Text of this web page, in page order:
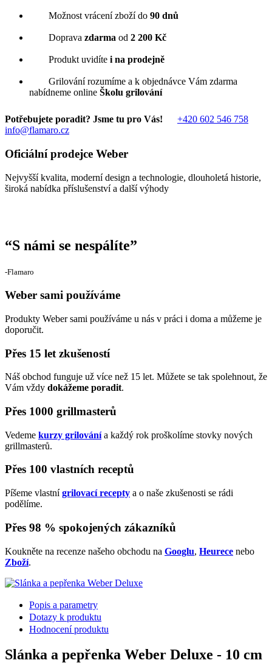
Možnost vrácení zboží do 90 dnů
Doprava zdarma od 2 200 Kč
Produkt uvidíte i na prodejně
Grilování rozumíme a k objednávce Vám zdarma
nabídneme online Školu grilování
Potřebujete poradit? Jsme tu pro Vás!
+420 602 546 758
info@flamaro.cz
Oficiální prodejce Weber
Nejvyšší kvalita, moderní design a technologie, dlouholetá historie,
široká nabídka příslušenství a další výhody
“S námi se nespálíte”
‐Flamaro
Weber sami používáme
Produkty Weber sami používáme u nás v práci i doma a můžeme je
doporučit.
Přes 15 let zkušeností
Náš obchod funguje už více než 15 let. Můžete se tak spolehnout, že
Vám vždy dokážeme poradit.
Přes 1000 grillmasterů
Vedeme kurzy grilovánía každý rok proškolíme stovky nových
grillmasterů.
Přes 100 vlastních receptů
Píšeme vlastnígrilovací recepty a o naše zkušenosti se rádi
podělíme.
Přes 98 % spokojených zákazníků
Koukněte na recenze našeho obchodu na Googlu, Heurece nebo
Zboží.
Popis a parametry
Dotazy k produktu
Hodnocení produktu
Slánka a pepřenka Weber Deluxe - 10 cm